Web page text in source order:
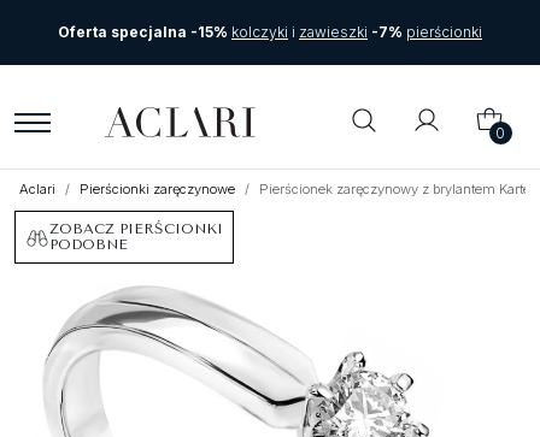
Oferta specjalna -15% kolczyki i zawieszki -7% pierścionki
0
Aclari Pierścionki zaręczynowe Pierścionek zaręczynowy z brylantem
ZOBACZ PIERŚCIONKI
PODOBNE